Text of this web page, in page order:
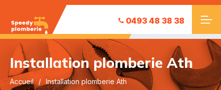
0493 48 38 38
Installation plomberie Ath
Accueil Installation plomberie Ath